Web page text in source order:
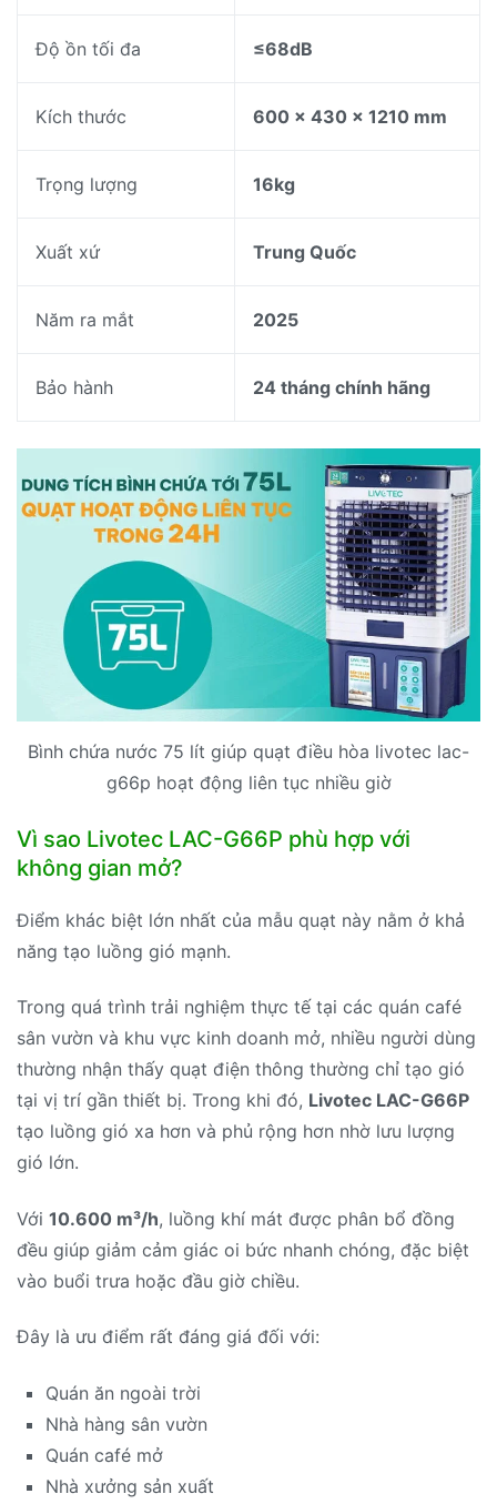
Độ ồn tối đa ≤68dB
Kích thước 600 x 430 x 1210 mm
Trọng lượng 16kg
Xuất xứ Trung Quốc
Năm ra mắt 2025
Bảo hành 24 tháng chính hãng
Bình chứa nước 75 lít giúp quạt điều hòa livotec lac-
g66p hoạt động liên tục nhiều giờ
Vì sao Livotec LAC-G66P phù hợp với
không gian mở?
Điểm khác biệt lớn nhất của mẫu quạt này nằm ở khả
năng tạo luồng gió mạnh.
Trong quá trình trải nghiệm thực tế tại các quán café
sân vườn và khu vực kinh doanh mở, nhiều người dùng
thường nhận thấy quạt điện thông thường chỉ tạo gió
tại vị trí gần thiết bị. Trong khi đó, Livotec LAC-G66P
tạo luồng gió xa hơn và phủ rộng hơn nhờ lưu lượng
gió lớn.
Với 10.600 m³/h, luồng khí mát được phân bổ đồng
đều giúp giảm cảm giác oi bức nhanh chóng, đặc biệt
vào buổi trưa hoặc đầu giờ chiều.
Đây là ưu điểm rất đáng giá đối với:
Quán ăn ngoài trời
Nhà hàng sân vườn
Quán café mở
Nhà xưởng sản xuất